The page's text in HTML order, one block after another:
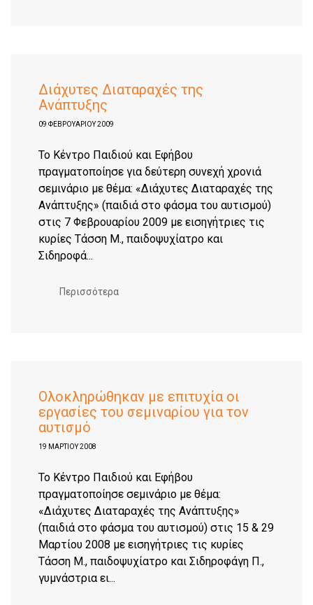
Διάχυτες Διαταραχές της
Ανάπτυξης
09 ΦΕΒΡΟΥΑΡΊΟΥ 2009
Το Κέντρο Παιδιού και Εφήβου
πραγματοποίησε για δεύτερη συνεχή χρονιά
σεμινάριο με θέμα: «Διάχυτες Διαταραχές της
Ανάπτυξης» (παιδιά στο φάσμα του αυτισμού)
στις 7 Φεβρουαρίου 2009 με εισηγήτριες τις
κυρίες Τάσση Μ., παιδοψυχίατρο και
Σιδηροφά...
Περισσότερα
Ολοκληρώθηκαν με επιτυχία οι
εργασίες του σεμιναρίου για τον
αυτισμό
19 ΜΑΡΤΊΟΥ 2008
Το Κέντρο Παιδιού και Εφήβου
πραγματοποίησε σεμινάριο με θέμα:
«Διάχυτες Διαταραχές της Ανάπτυξης»
(παιδιά στο φάσμα του αυτισμού) στις 15 & 29
Μαρτίου 2008 με εισηγήτριες τις κυρίες
Τάσση Μ., παιδοψυχίατρο και Σιδηροφάγη Π.,
γυμνάστρια ει...